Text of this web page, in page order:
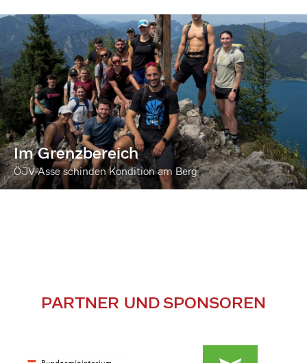
Im Grenzbereich
ÖJV-Asse schinden Kondition am Berg
PARTNER UND SPONSOREN